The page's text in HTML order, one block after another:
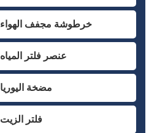
خرطوشة مجفف الهواء
عنصر فلتر المياه
مضخة اليوريا
فلتر الزيت